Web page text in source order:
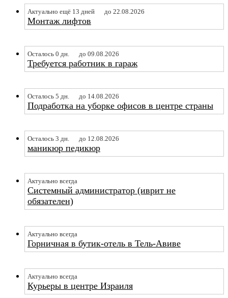
Актуально ещё 13 дней до 22.08.2026
Монтаж лифтов
Осталось 0 дн. до 09.08.2026
Требуется работник в гараж
Осталось 5 дн. до 14.08.2026
Подработка на уборке офисов в центре страны
Осталось 3 дн. до 12.08.2026
маникюр педикюр
Актуально всегда
Системный администратор (иврит не
обязателен)
Актуально всегда
Горничная в бутик-отель в Тель-Авиве
Актуально всегда
Курьеры в центре Израиля